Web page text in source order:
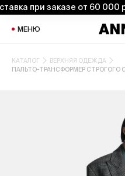
при заказе от 60 000
МЕНЮ
КАТАЛОГ
ВЕРХНЯЯ ОДЕЖДА
ПАЛЬТО-ТРАНСФОРМЕР СТРОГОГО